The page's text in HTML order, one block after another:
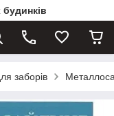
заборів